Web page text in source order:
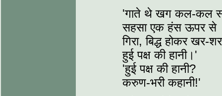
'गाते थे खग कल-कल
सहसा एक हंस ऊपर से
गिरा, बिद्ध होकर खर-
हुई पक्ष की हानी।'
'हुई पक्ष की हानी?
करुण-भरी कहानी!'